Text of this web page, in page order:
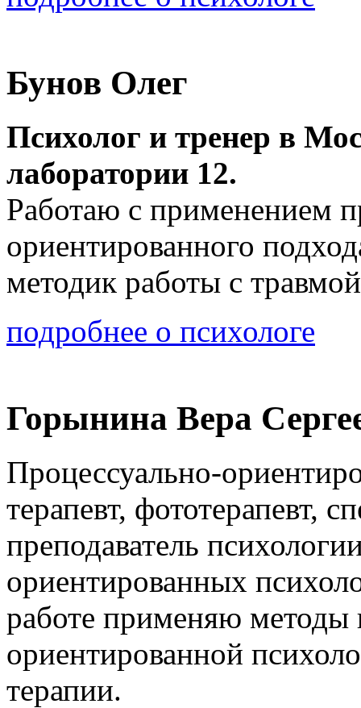
Бунов Олег
Психолог и тренер в
лаборатории 12.
Работаю с применением
ориентированного
методик работы с
подробнее о психологе
Горынина Вера
Процессуально-
терапевт, фототерапевт,
преподаватель
ориентированных
работе применяю методы
ориентированной
терапии.